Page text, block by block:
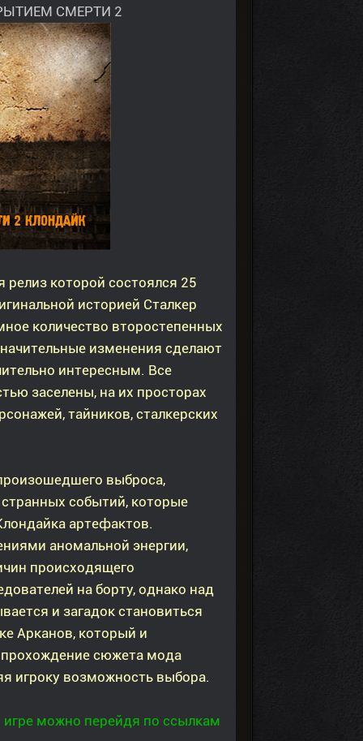
СМЕРТИ 2
которой состоялся 25
историей Сталкер
количество второстепенных
изменения сделают
интересным. Все
заселены, на их просторах
тайников, сталкерских
выброса,
событий, которые
артефактов.
аномальной энергии,
происходящего
на борту, однако над
и загадок становиться
Арканов, который и
прохождение сюжета мода
игроку возможность выбора.
можно перейдя по ссылкам